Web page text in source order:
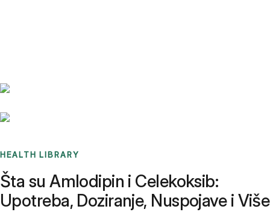
HEALTH LIBRARY
Šta su Amlodipin i Celekoksib:
Upotreba, Doziranje, Nuspojave i Više